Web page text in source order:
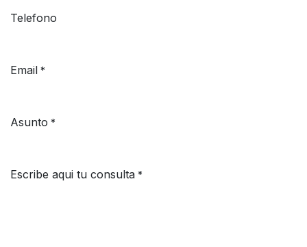
Telefono
Email *
Asunto *
Escribe aqui tu consulta *